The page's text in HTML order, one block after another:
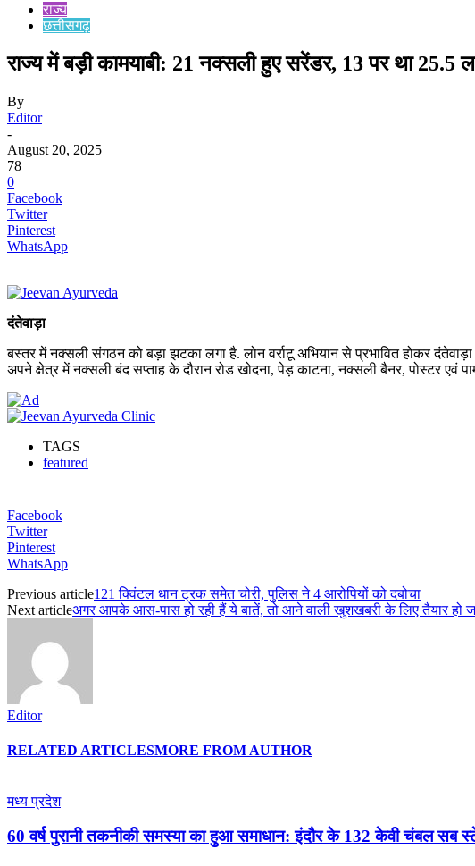
राज्य
छत्तीसगढ़
राज्य में बड़ी कामयाबी: 21 नक्सली हुए सरेंडर, 13 पर था 25.5
By
Editor
-
August 20, 2025
78
0
Facebook
Twitter
Pinterest
WhatsApp
दंतेवाड़ा
बस्तर में नक्सली संगठन को बड़ा झटका लगा है. लोन वर्राटू अभियान से प्रभावित होकर
अपने क्षेत्र में नक्सली बंद सप्ताह के दौरान रोड खोदना, पेड़ काटना, नक्सली बैनर, पोस्टर एवं
TAGS
featured
Facebook
Twitter
Pinterest
WhatsApp
Previous article121 क्विंटल धान ट्रक समेत चोरी, पुलिस ने 4 आरोपियों को दबोचा
Next articleअगर आपके आस-पास हो रही हैं ये बातें, तो आने वाली खुशखबरी के लिए तैयार हो
Editor
RELATED ARTICLESMORE FROM AUTHOR
मध्य प्रदेश
60 वर्ष पुरानी तकनीकी समस्या का हुआ समाधान: इंदौर के 132 केवी चंबल सब